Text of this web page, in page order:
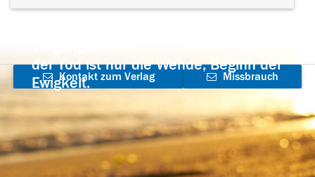
der Tod ist nur die Wende, Beginn der
Ewigkeit.
Kontakt zum Verlag
aufnehmen
Missbrauch